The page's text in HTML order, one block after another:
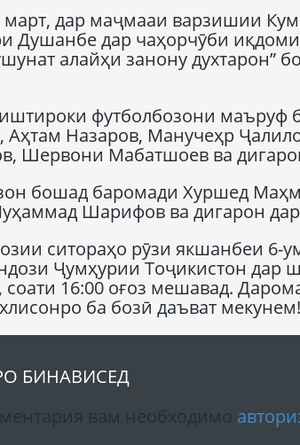
дар маҷмааи варзишии
Душанбе дар чаҳорчӯби
алайҳи занону духтарон”
футболбозони маъруф
Аҳтам Назаров, Манучеҳр
Шервони Мабатшоев ва
бошад баромади Хуршед
Шарифов ва дигарон
ситораҳо рӯзи якшанбеи 6-
Ҷумҳурии Тоҷикистон дар
соати 16:00 оғоз мешавад.
ба бозӣ даъват мекунем!
БИНАВИСЕД